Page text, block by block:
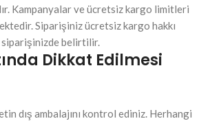
Kampanyalar ve ücretsiz kargo limitleri
Siparişiniz ücretsiz kargo hakkı
siparişinizde belirtilir.
Dikkat Edilmesi
dış ambalajını kontrol ediniz. Herhangi